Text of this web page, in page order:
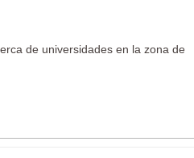
de universidades en la zona de